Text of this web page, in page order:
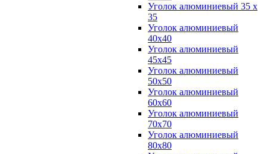
Уголок алюминиевый 35 х
35
Уголок алюминиевый
40х40
Уголок алюминиевый
45х45
Уголок алюминиевый
50х50
Уголок алюминиевый
60х60
Уголок алюминиевый
70х70
Уголок алюминиевый
80х80